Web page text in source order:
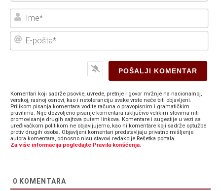
E-
Komentari koji sadrže psovke, uvrede, pretnje i govor mržnje na nacionalnoj,
verskoj, rasnoj osnovi, kao i netoleranciju svake vrste neće biti objavljeni.
Prilikom pisanja komentara vodite računa o pravopisnim i gramatičkim
pravilima. Nije dozvoljeno pisanje komentara isključivo velikim slovima niti
promovisanje drugih sajtova putem linkova. Komentare i sugestije u vezi sa
uređivačkom politikom ne objavljujemo, kao ni komentare koji sadrže optužbe
protiv drugih osoba. Objavljeni komentari predstavljaju privatno mišljenje
autora komentara, odnosno nisu stavovi redakcije Rešetka portala.
Za više informacija pogledajte Pravila korišćenja.
0 KOMENTARA